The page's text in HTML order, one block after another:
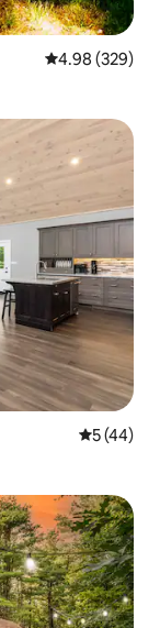
คะแนนเฉลี่ย
4.98 (329)
คะแนนเฉลี่
5 (44)